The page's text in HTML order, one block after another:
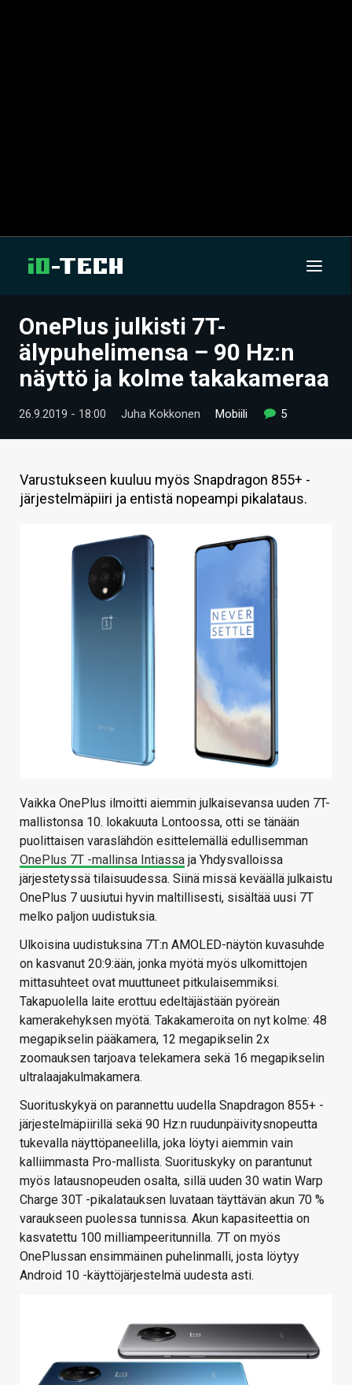
UUTISET
ARTIKKELIT
VIDEOT
TECHBBS
TIETOA
HINTA.FI
OnePlus julkisti 7T-
älypuhelimensa – 90 Hz:n
näyttö ja kolme takakameraa
26.9.2019 - 18:00 Juha Kokkonen Mobiili 5
Varustukseen kuuluu myös Snapdragon 855+ -
järjestelmäpiiri ja entistä nopeampi pikalataus.
Vaikka OnePlus ilmoitti aiemmin julkaisevansa uuden 7T-
mallistonsa 10. lokakuuta Lontoossa, otti se tänään
puolittaisen varaslähdön esittelemällä edullisemman
OnePlus 7T -mallinsa Intiassa ja Yhdysvalloissa
järjestetyssä tilaisuudessa. Siinä missä keväällä julkaistu
OnePlus 7 uusiutui hyvin maltillisesti, sisältää uusi 7T
melko paljon uudistuksia.
Ulkoisina uudistuksina 7T:n AMOLED-näytön kuvasuhde
on kasvanut 20:9:ään, jonka myötä myös ulkomittojen
mittasuhteet ovat muuttuneet pitkulaisemmiksi.
Takapuolella laite erottuu edeltäjästään pyöreän
kamerakehyksen myötä. Takakameroita on nyt kolme: 48
megapikselin pääkamera, 12 megapikselin 2x
zoomauksen tarjoava telekamera sekä 16 megapikselin
ultralaajakulmakamera.
Suorituskykyä on parannettu uudella Snapdragon 855+ -
järjestelmäpiirillä sekä 90 Hz:n ruudunpäivitysnopeutta
tukevalla näyttöpaneelilla, joka löytyi aiemmin vain
kalliimmasta Pro-mallista. Suorituskyky on parantunut
myös latausnopeuden osalta, sillä uuden 30 watin Warp
Charge 30T -pikalatauksen luvataan täyttävän akun 70 %
varaukseen puolessa tunnissa. Akun kapasiteettia on
kasvatettu 100 milliampeeritunnilla. 7T on myös
OnePlussan ensimmäinen puhelinmalli, josta löytyy
Android 10 -käyttöjärjestelmä uudesta asti.